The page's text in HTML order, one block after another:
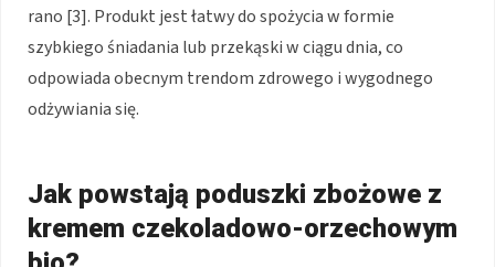
rano [3]. Produkt jest łatwy do spożycia w formie
szybkiego śniadania lub przekąski w ciągu dnia, co
odpowiada obecnym trendom zdrowego i wygodnego
odżywiania się.
Jak powstają poduszki zbożowe z
kremem czekoladowo-orzechowym